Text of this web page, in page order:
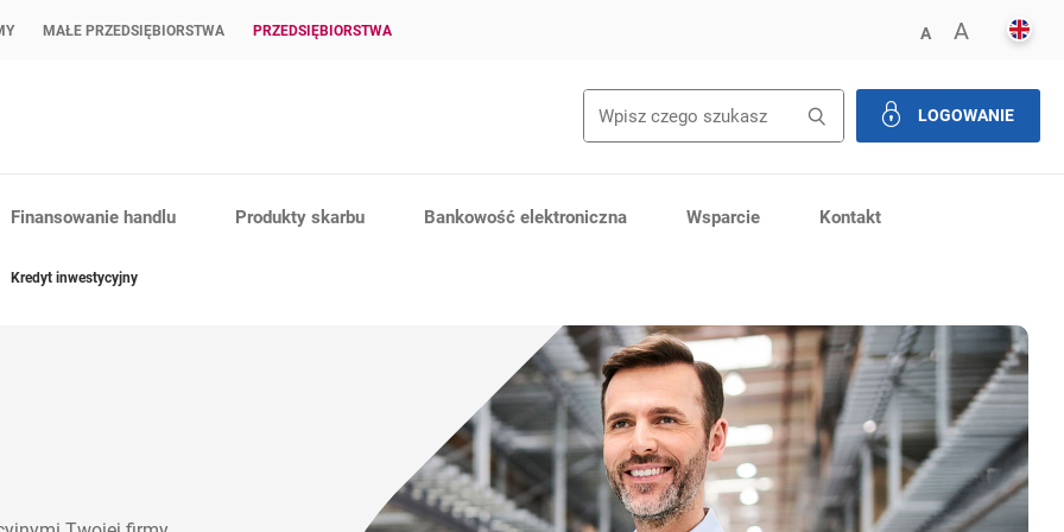
MAŁE PRZEDSIĘBIORSTWA PRZEDSIĘBIORSTWA AZMNIEJSZ FONT
A
LOGOWANIE
Finansowanie handlu Produkty skarbu Bankowość elektroniczna Wsparcie Kontakt
Kredyt inwestycyjny